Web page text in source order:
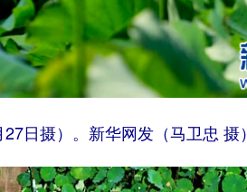
日摄）。新华网发（马卫忠 摄）